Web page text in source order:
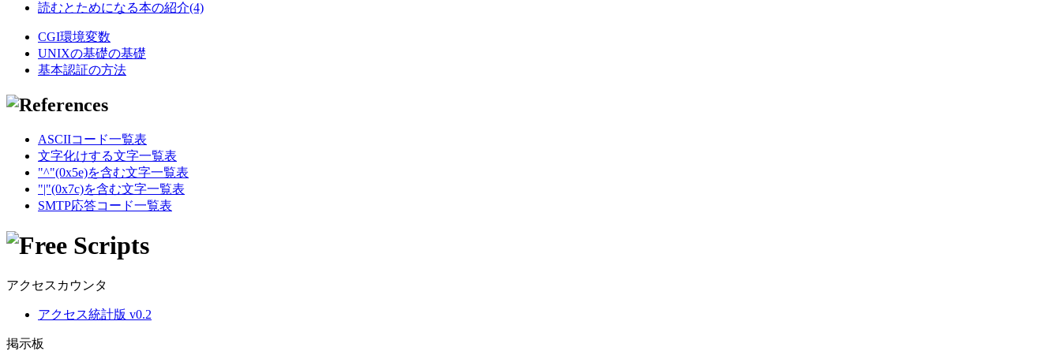
読むとためになる本の紹介(4)
CGI環境変数
UNIXの基礎の基礎
基本認証の方法
ASCIIコード一覧表
文字化けする文字一覧表
"^"(0x5e)を含む文字一覧表
"|"(0x7c)を含む文字一覧表
SMTP応答コード一覧表
アクセスカウンタ
アクセス統計版 v0.2
掲示板